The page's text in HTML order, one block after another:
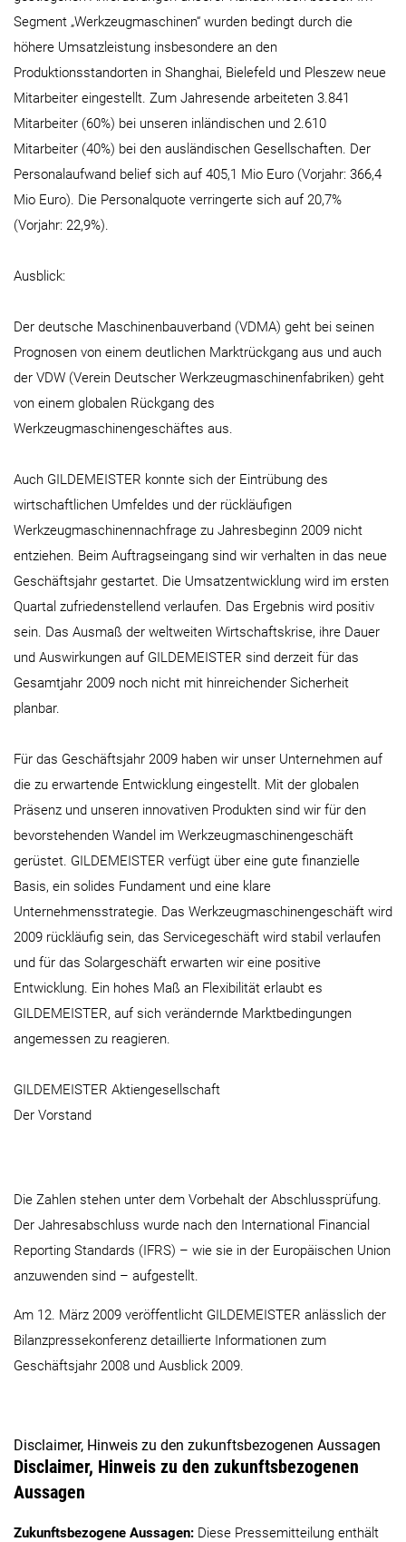
Segment „Werkzeugmaschinen“ wurden bedingt durch die
höhere Umsatzleistung insbesondere an den
Produktionsstandorten in Shanghai, Bielefeld und Pleszew neue
Mitarbeiter eingestellt. Zum Jahresende arbeiteten 3.841
Mitarbeiter (60%) bei unseren inländischen und 2.610
Mitarbeiter (40%) bei den ausländischen Gesellschaften. Der
Personalaufwand belief sich auf 405,1 Mio Euro (Vorjahr: 366,4
Mio Euro). Die Personalquote verringerte sich auf 20,7%
(Vorjahr: 22,9%).
Ausblick:
Der deutsche Maschinenbauverband (VDMA) geht bei seinen
Prognosen von einem deutlichen Marktrückgang aus und auch
der VDW (Verein Deutscher Werkzeugmaschinenfabriken) geht
von einem globalen Rückgang des
Werkzeugmaschinengeschäftes aus.
Auch GILDEMEISTER konnte sich der Eintrübung des
wirtschaftlichen Umfeldes und der rückläufigen
Werkzeugmaschinennachfrage zu Jahresbeginn 2009 nicht
entziehen. Beim Auftragseingang sind wir verhalten in das neue
Geschäftsjahr gestartet. Die Umsatzentwicklung wird im ersten
Quartal zufriedenstellend verlaufen. Das Ergebnis wird positiv
sein. Das Ausmaß der weltweiten Wirtschaftskrise, ihre Dauer
und Auswirkungen auf GILDEMEISTER sind derzeit für das
Gesamtjahr 2009 noch nicht mit hinreichender Sicherheit
planbar.
Für das Geschäftsjahr 2009 haben wir unser Unternehmen auf
die zu erwartende Entwicklung eingestellt. Mit der globalen
Präsenz und unseren innovativen Produkten sind wir für den
bevorstehenden Wandel im Werkzeugmaschinengeschäft
gerüstet. GILDEMEISTER verfügt über eine gute finanzielle
Basis, ein solides Fundament und eine klare
Unternehmensstrategie. Das Werkzeugmaschinengeschäft wird
2009 rückläufig sein, das Servicegeschäft wird stabil verlaufen
und für das Solargeschäft erwarten wir eine positive
Entwicklung. Ein hohes Maß an Flexibilität erlaubt es
GILDEMEISTER, auf sich verändernde Marktbedingungen
angemessen zu reagieren.
GILDEMEISTER Aktiengesellschaft
Der Vorstand
Die Zahlen stehen unter dem Vorbehalt der Abschlussprüfung.
Der Jahresabschluss wurde nach den International Financial
Reporting Standards (IFRS) – wie sie in der Europäischen Union
anzuwenden sind – aufgestellt.
Am 12. März 2009 veröffentlicht GILDEMEISTER anlässlich der
Bilanzpressekonferenz detaillierte Informationen zum
Geschäftsjahr 2008 und Ausblick 2009.
Disclaimer, Hinweis zu den zukunftsbezogenen Aussagen
Disclaimer, Hinweis zu den zukunftsbezogenen
Aussagen
Zukunftsbezogene Aussagen: Diese Pressemitteilung enthält